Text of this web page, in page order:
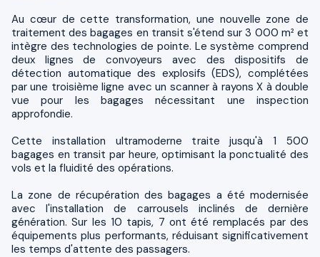
Au cœur de cette transformation, une nouvelle zone de
traitement des bagages en transit s'étend sur 3 000 m² et
intègre des technologies de pointe. Le système comprend
deux lignes de convoyeurs avec des dispositifs de
détection automatique des explosifs (EDS), complétées
par une troisième ligne avec un scanner à rayons X à double
vue pour les bagages nécessitant une inspection
approfondie.
Cette installation ultramoderne traite jusqu'à 1 500
bagages en transit par heure, optimisant la ponctualité des
vols et la fluidité des opérations.
La zone de récupération des bagages a été modernisée
avec l'installation de carrousels inclinés de dernière
génération. Sur les 10 tapis, 7 ont été remplacés par des
équipements plus performants, réduisant significativement
les temps d'attente des passagers.